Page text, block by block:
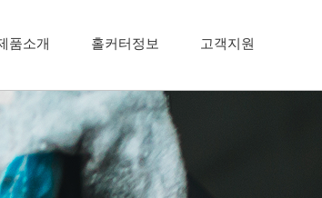
품소개 홀커터정보 고객지원